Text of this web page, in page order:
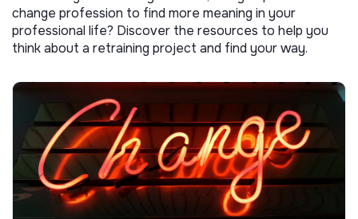
change profession to find more meaning in your
professional life? Discover the resources to help you
think about a retraining project and find your way.